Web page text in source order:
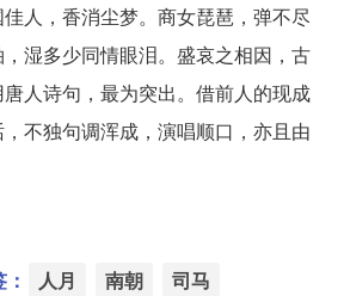
人，香消尘梦。商女琵琶，弹不尽
湿多少同情眼泪。盛哀之相因，古
人诗句，最为突出。借前人的现成
不独句调浑成，演唱顺口，亦且由
人月 南朝 司马